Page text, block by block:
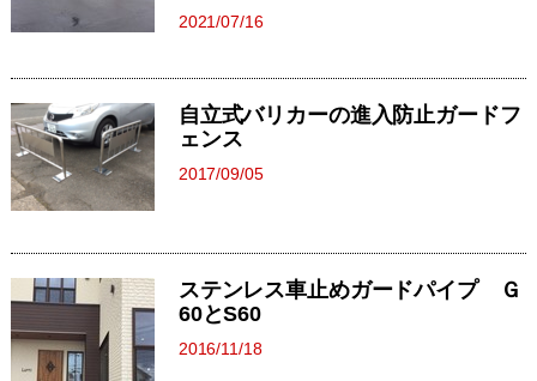
2021/07/16
自立式バリカーの進入防止ガードフ
ェンス
2017/09/05
ステンレス車止めガードパイプ Ｇ
60とS60
2016/11/18